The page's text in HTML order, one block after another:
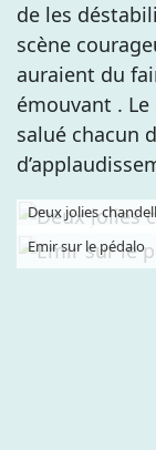
de les
scène
auraient du
émouvant .
salué chacun
Deux jolies
Emir sur le pédalo